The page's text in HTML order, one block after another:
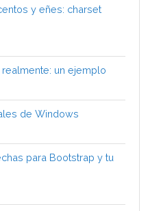
y eñes: charset
un ejemplo
de Windows
para Bootstrap y tu